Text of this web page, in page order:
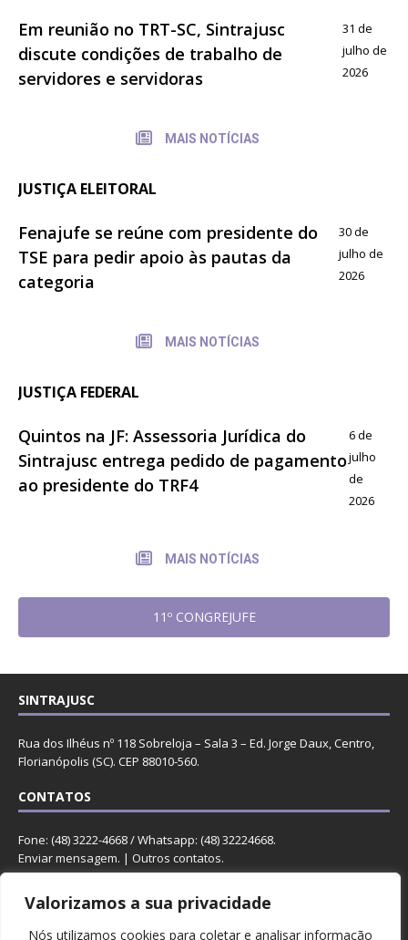
Valorizamos a sua privacidade
Nós utilizamos cookies para coletar e analisar informação
Em reunião no TRT-SC, Sintrajusc
discute condições de trabalho de
servidores e servidoras
31 de
julho de
2026
MAIS NOTÍCIAS
JUSTIÇA ELEITORAL
Fenajufe se reúne com presidente do
TSE para pedir apoio às pautas da
categoria
30 de
julho de
2026
MAIS NOTÍCIAS
JUSTIÇA FEDERAL
Quintos na JF: Assessoria Jurídica do
Sintrajusc entrega pedido de pagamento
ao presidente do TRF4
6 de
julho
de
2026
MAIS NOTÍCIAS
11º CONGREJUFE
SINTRAJUSC
Rua dos Ilhéus nº 118 Sobreloja – Sala 3 – Ed. Jorge Daux, Centro,
Florianópolis (SC). CEP 88010-560.
CONTATOS
Fone: (48) 3222-4668 / Whatsapp: (48) 32224668.
Enviar mensagem. | Outros contatos.
REDES